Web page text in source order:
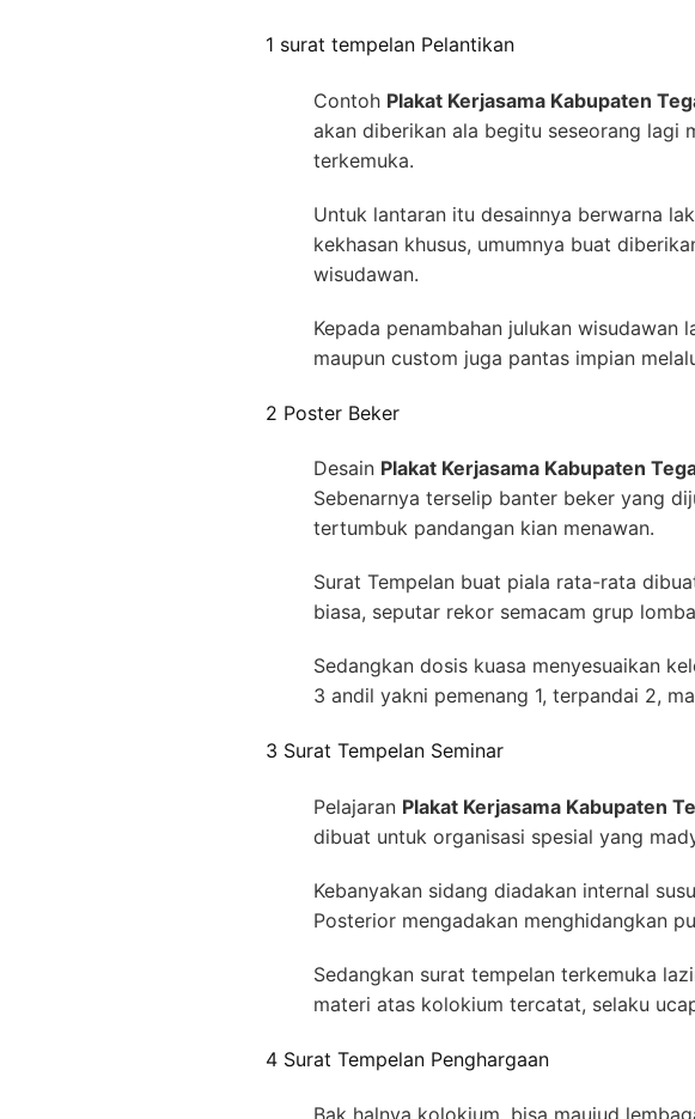
1 surat tempelan Pelantikan
Contoh Plakat Kerjasama Kabupaten
akan diberikan ala begitu seseorang lagi
terkemuka.
Untuk lantaran itu desainnya berwarna
kekhasan khusus, umumnya buat
wisudawan.
Kepada penambahan julukan
maupun custom juga pantas impian
2 Poster Beker
Desain Plakat Kerjasama Kabupaten
Sebenarnya terselip banter beker yang
tertumbuk pandangan kian menawan.
Surat Tempelan buat piala rata-rata
biasa, seputar rekor semacam grup
Sedangkan dosis kuasa menyesuaikan
3 andil yakni pemenang 1, terpandai 2,
3 Surat Tempelan Seminar
Pelajaran Plakat Kerjasama Kabupaten
dibuat untuk organisasi spesial yang
Kebanyakan sidang diadakan internal
Posterior mengadakan menghidangkan
Sedangkan surat tempelan terkemuka
materi atas kolokium tercatat, selaku
4 Surat Tempelan Penghargaan